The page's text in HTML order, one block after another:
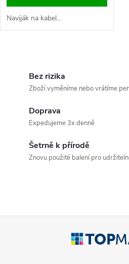
Naviják na kabel...
Bez rizika
Zboží vyměníme nebo vrátíme
Doprava
Expedujeme 3x denně
Šetrně k přírodě
Znovu použité balení pro